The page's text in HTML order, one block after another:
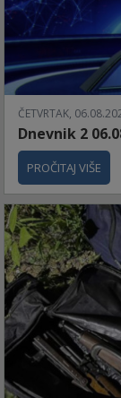
ČETVRTAK,
Dnevnik 2
PROČITAJ VIŠE